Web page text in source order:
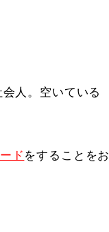
人。空いている
ド をすることをお